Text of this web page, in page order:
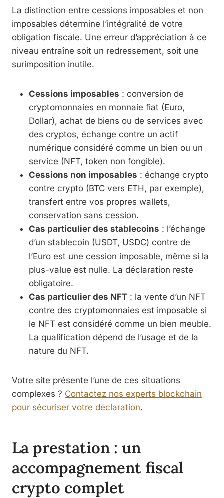
La distinction entre cessions imposables et non
imposables détermine l’intégralité de votre
obligation fiscale. Une erreur d’appréciation à ce
niveau entraîne soit un redressement, soit une
surimposition inutile.
Cessions imposables : conversion de
cryptomonnaies en monnaie fiat (Euro,
Dollar), achat de biens ou de services avec
des cryptos, échange contre un actif
numérique considéré comme un bien ou un
service (NFT, token non fongible).
Cessions non imposables : échange crypto
contre crypto (BTC vers ETH, par exemple),
transfert entre vos propres wallets,
conservation sans cession.
Cas particulier des stablecoins : l’échange
d’un stablecoin (USDT, USDC) contre de
l’Euro est une cession imposable, même si la
plus-value est nulle. La déclaration reste
obligatoire.
Cas particulier des NFT : la vente d’un NFT
contre des cryptomonnaies est imposable si
le NFT est considéré comme un bien meuble.
La qualification dépend de l’usage et de la
nature du NFT.
Votre site présente l’une de ces situations
complexes ? Contactez nos experts blockchain
pour sécuriser votre déclaration.
La prestation : un
accompagnement fiscal
crypto complet